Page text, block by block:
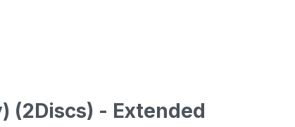
(2Discs) - Extended